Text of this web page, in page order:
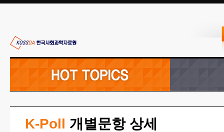
K-Poll 개별문항 상세